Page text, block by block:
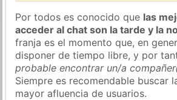
Por todos es conocido que las
acceder al chat son la tarde y la
franja es el momento que, en
disponer de tiempo libre, y por
probable encontrar un/a
Siempre es recomendable buscar
mayor afluencia de usuarios.